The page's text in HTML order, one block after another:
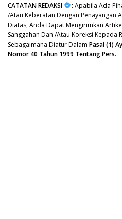
CATATAN REDAKSI : Apabila Ada
/Atau Keberatan Dengan Penayangan
Diatas, Anda Dapat Mengirimkan
Sanggahan Dan /Atau Koreksi Kepada
Sebagaimana Diatur Dalam Pasal (1)
Nomor 40 Tahun 1999 Tentang Pers.